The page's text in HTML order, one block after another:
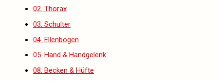
02. Thorax
03. Schulter
04. Ellenbogen
05. Hand & Handgelenk
08. Becken & Hüfte